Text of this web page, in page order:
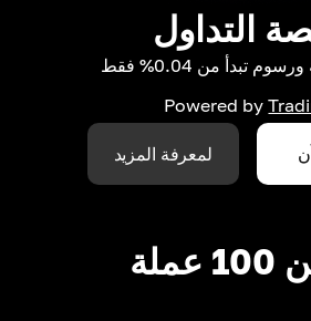
التداول
تبدأ من 0.04% فقط
Powered by
لمعرفة المزيد
ندعم أكثر من 100 عملة